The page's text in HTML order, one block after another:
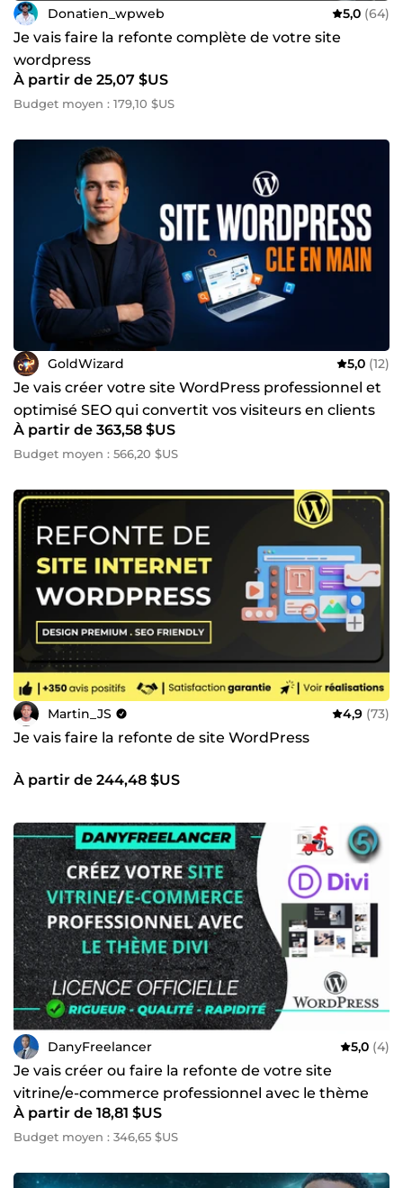
Donatien_wpweb 5,0 (64)
Je vais faire la refonte complète de votre site
wordpress
À partir de 25,07 $US
Budget moyen : 179,10 $US
GoldWizard 5,0 (12)
Je vais créer votre site WordPress professionnel et
optimisé SEO qui convertit vos visiteurs en clients
À partir de 363,58 $US
Budget moyen : 566,20 $US
Martin_JS 4,9 (73)
Je vais faire la refonte de site WordPress
À partir de 244,48 $US
DanyFreelancer 5,0 (4)
Je vais créer ou faire la refonte de votre site
vitrine/e-commerce professionnel avec le thème
Divi
À partir de 18,81 $US
Budget moyen : 346,65 $US